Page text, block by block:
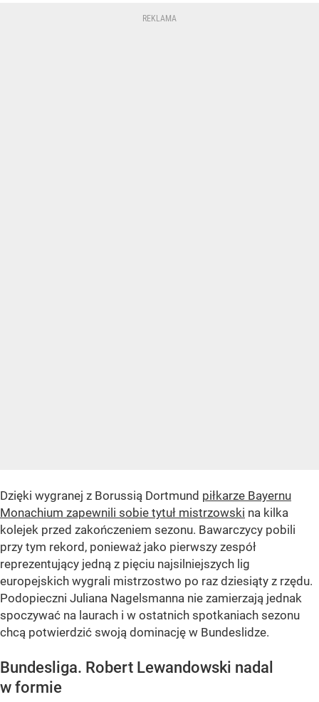
Dzięki wygranej z Borussią Dortmund piłkarze Bayernu
Monachium zapewnili sobie tytuł mistrzowski na kilka
kolejek przed zakończeniem sezonu. Bawarczycy pobili
przy tym rekord, ponieważ jako pierwszy zespół
reprezentujący jedną z pięciu najsilniejszych lig
europejskich wygrali mistrzostwo po raz dziesiąty z rzędu.
Podopieczni Juliana Nagelsmanna nie zamierzają jednak
spoczywać na laurach i w ostatnich spotkaniach sezonu
chcą potwierdzić swoją dominację w Bundeslidze.
Bundesliga. Robert Lewandowski nadal
w formie